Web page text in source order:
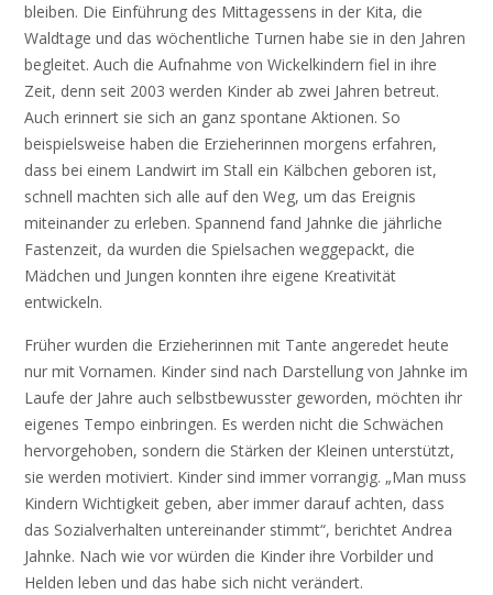
bleiben. Die Einführung des Mittagessens in der Kita, die
Waldtage und das wöchentliche Turnen habe sie in den Jahren
begleitet. Auch die Aufnahme von Wickelkindern fiel in ihre
Zeit, denn seit 2003 werden Kinder ab zwei Jahren betreut.
Auch erinnert sie sich an ganz spontane Aktionen. So
beispielsweise haben die Erzieherinnen morgens erfahren,
dass bei einem Landwirt im Stall ein Kälbchen geboren ist,
schnell machten sich alle auf den Weg, um das Ereignis
miteinander zu erleben. Spannend fand Jahnke die jährliche
Fastenzeit, da wurden die Spielsachen weggepackt, die
Mädchen und Jungen konnten ihre eigene Kreativität
entwickeln.
Früher wurden die Erzieherinnen mit Tante angeredet heute
nur mit Vornamen. Kinder sind nach Darstellung von Jahnke im
Laufe der Jahre auch selbstbewusster geworden, möchten ihr
eigenes Tempo einbringen. Es werden nicht die Schwächen
hervorgehoben, sondern die Stärken der Kleinen unterstützt,
sie werden motiviert. Kinder sind immer vorrangig. „Man muss
Kindern Wichtigkeit geben, aber immer darauf achten, dass
das Sozialverhalten untereinander stimmt“, berichtet Andrea
Jahnke. Nach wie vor würden die Kinder ihre Vorbilder und
Helden leben und das habe sich nicht verändert.